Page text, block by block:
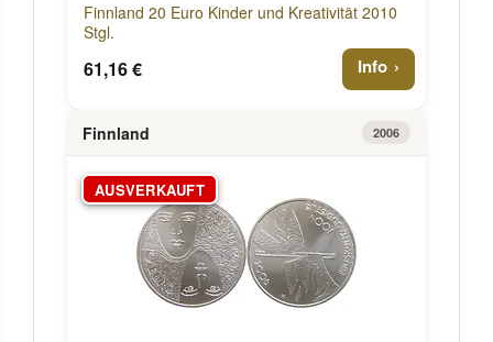
Finnland 20 Euro Kinder und Kreativität 2010
Stgl.
61,16 € Info
Finnland 2006
AUSVERKAUFT